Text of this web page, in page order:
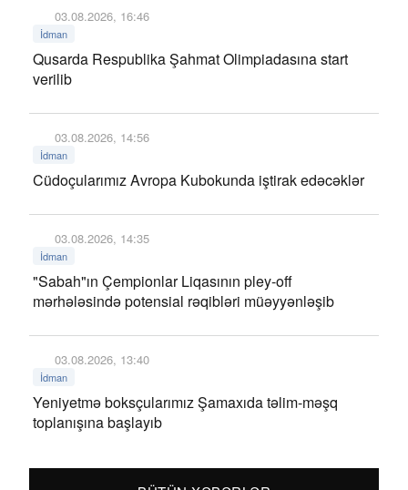
03.08.2026, 16:46
İdman
Qusarda Respublika Şahmat Olimpiadasına start
verilib
03.08.2026, 14:56
İdman
Cüdoçularımız Avropa Kubokunda iştirak edəcəklər
03.08.2026, 14:35
İdman
"Sabah"ın Çempionlar Liqasının pley-off
mərhələsində potensial rəqibləri müəyyənləşib
03.08.2026, 13:40
İdman
Yeniyetmə boksçularımız Şamaxıda təlim-məşq
toplanışına başlayıb